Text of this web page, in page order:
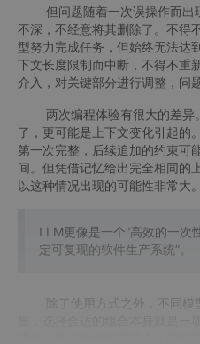
但问题随着一次误操作而出
不深，不经意将其删除了。不得
型努力完成任务，但始终无法达
下文长度限制而中断，不得不重
介入，对关键部分进行调整，问
两次编程体验有很大的差异
了，更可能是上下文变化引起的
第一次完整，后续追加的约束可
间。但凭借记忆给出完全相同的
以这种情况出现的可能性非常大
LLM更像是一个“高效的一次
定可复现的软件生产系统”。
除了使用方式之外，不同模